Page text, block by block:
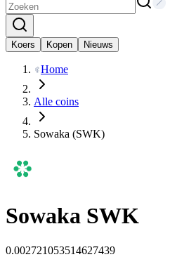
Koers Kopen Nieuws
Home
Alle coins
Sowaka (SWK)
Sowaka SWK
0.002721053514627439